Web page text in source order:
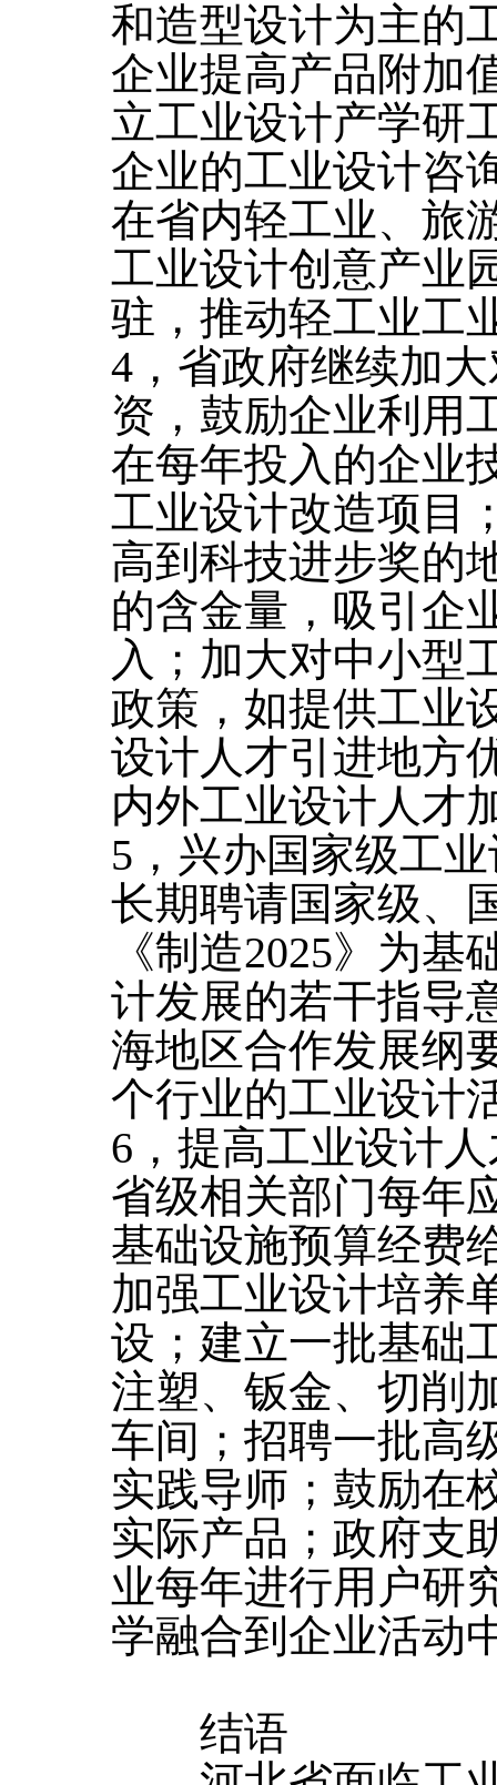
和造型设计为主的
企业提高产品附加
立工业设计产学研
企业的工业设计咨
在省内轻工业、旅
工业设计创意产业
驻，推动轻工业工
4，省政府继续加
资，鼓励企业利用
在每年投入的企业
工业设计改造项目
高到科技进步奖的
的含金量，吸引企
入；加大对中小型
政策，如提供工业
设计人才引进地方
内外工业设计人才
5，兴办国家级工
长期聘请国家级、
《制造2025》为
计发展的若干指导
海地区合作发展纲
个行业的工业设计
6，提高工业设计
省级相关部门每年
基础设施预算经费
加强工业设计培养
设；建立一批基础
注塑、钣金、切削
车间；招聘一批高
实践导师；鼓励在
实际产品；政府支
业每年进行用户研
学融合到企业活动
结语